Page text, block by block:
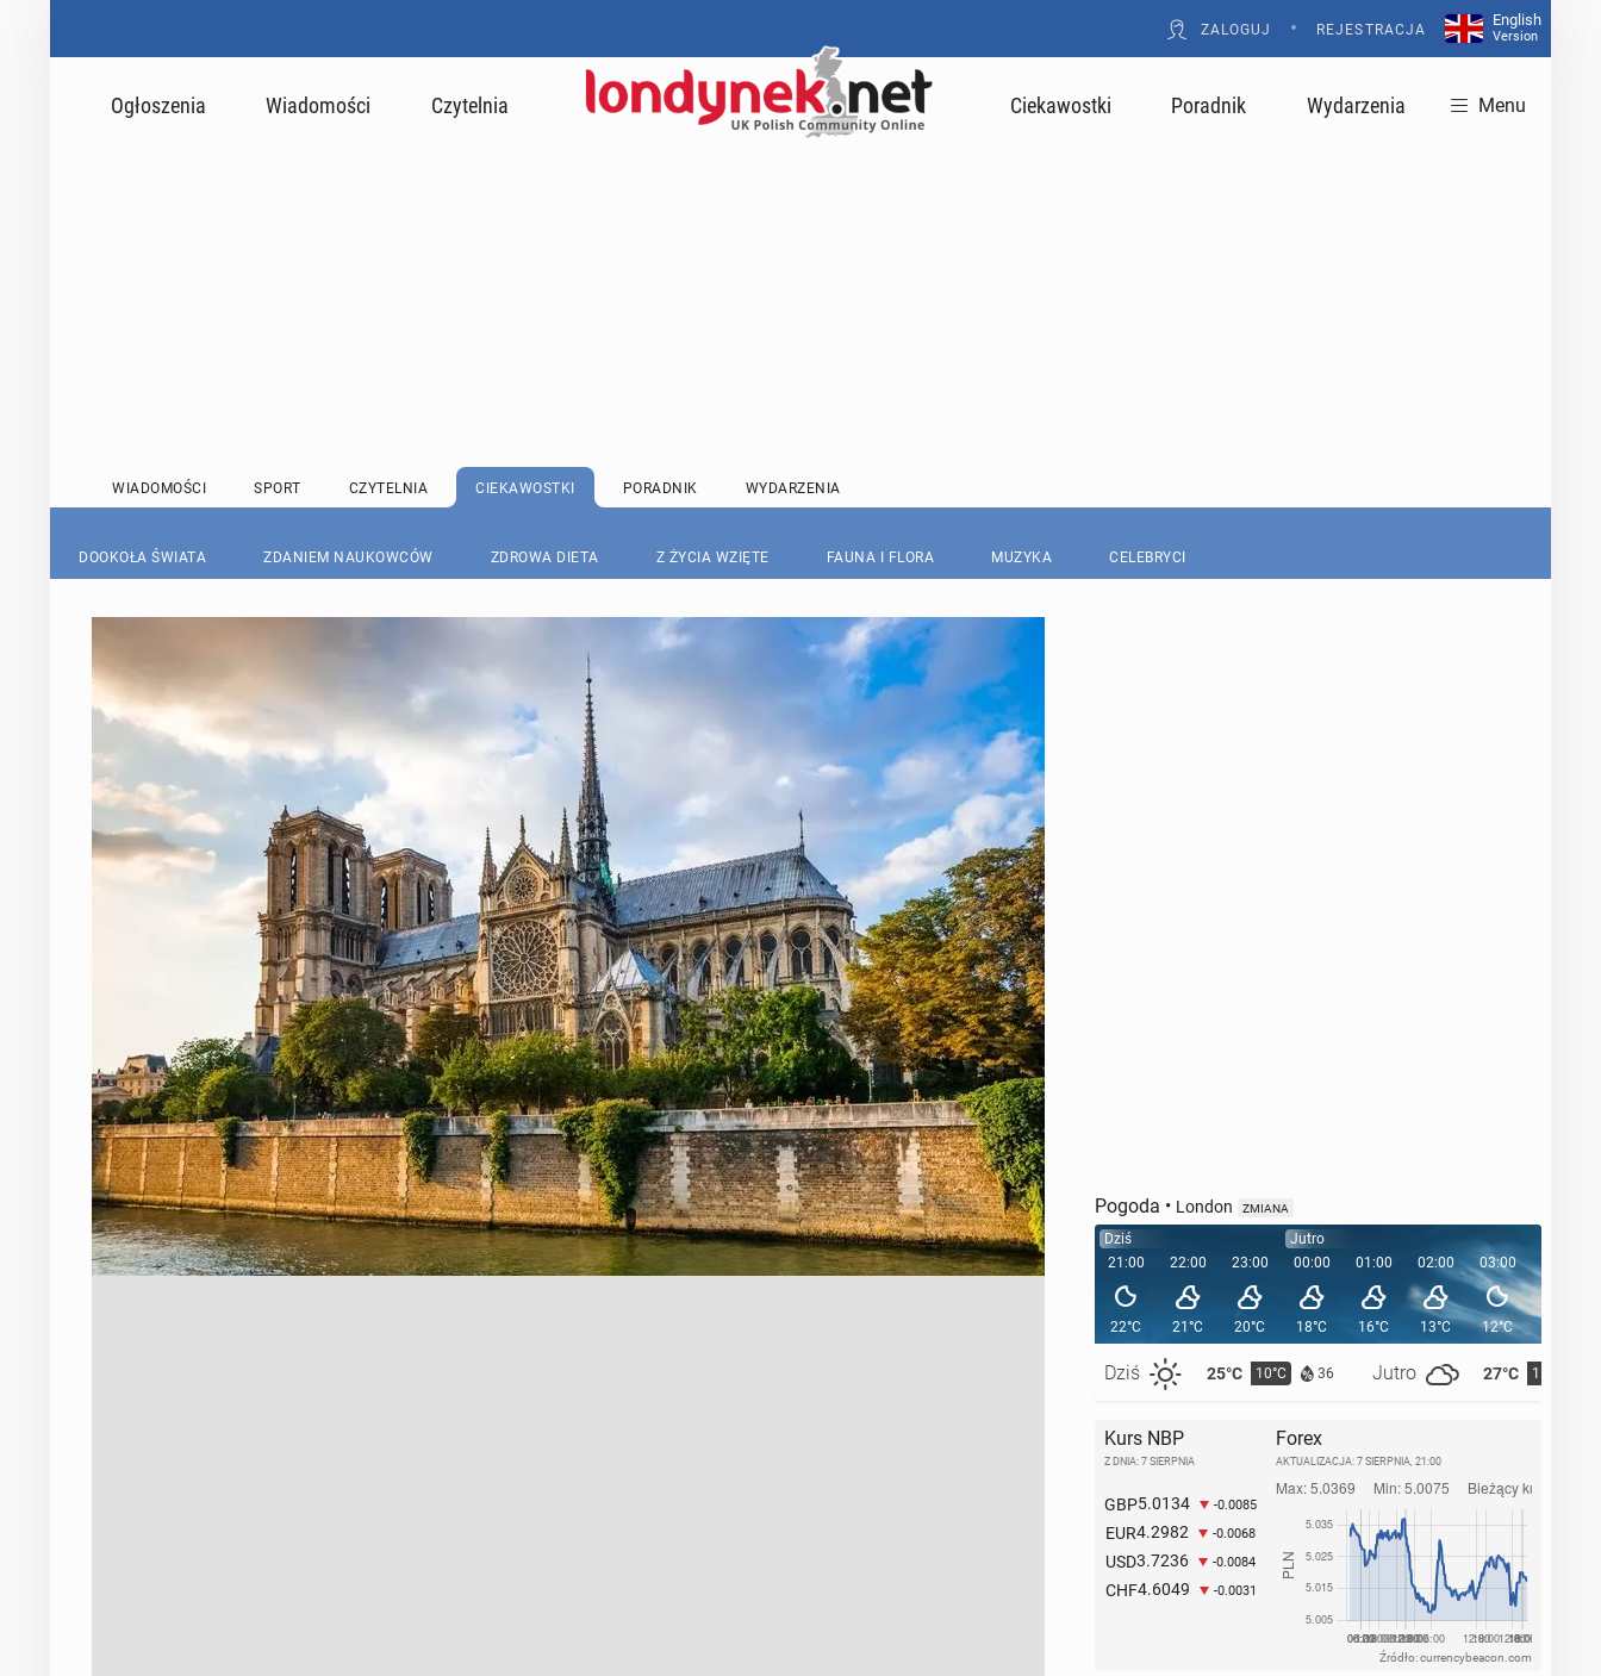
ZALOGUJ • REJESTRACJA
English
Version
Ogłoszenia Wiadomości Czytelnia Ciekawostki Poradnik Wydarzenia Menu
WIADOMOŚCI SPORT CZYTELNIA CIEKAWOSTKI PORADNIK WYDARZENIA
DOOKOŁA ŚWIATA ZDANIEM NAUKOWCÓW ZDROWA DIETA Z ŻYCIA WZIĘTE FAUNA I FLORA MUZYKA CELEBRYCI
Pogoda • London ZMIANA
Dziś
21:00
22°C
Dziś 25°C 10°C 36 Jutro 27°C 11°C
22:00
21°C
23:00
20°C
Jutro
00:00
18°C
01:00
16°C
02:00
13°C
03:00
12°C
04:00
Kurs NBP
Z DNIA: 7 SIERPNIA
GBP5.0134 -0.0085
EUR4.2982 -0.0068
USD3.7236 -0.0084
CHF4.6049 -0.0031
Forex
AKTUALIZACJA: 7 SIERPNIA, 21:00
Źródło: currencybeacon.com